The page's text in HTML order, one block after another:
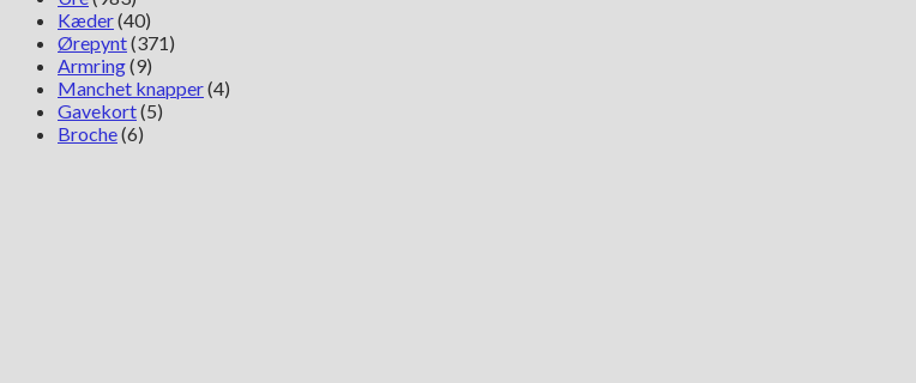
Kæder(40)
Ørepynt(371)
Armring(9)
Manchet knapper(4)
Gavekort(5)
Broche(6)